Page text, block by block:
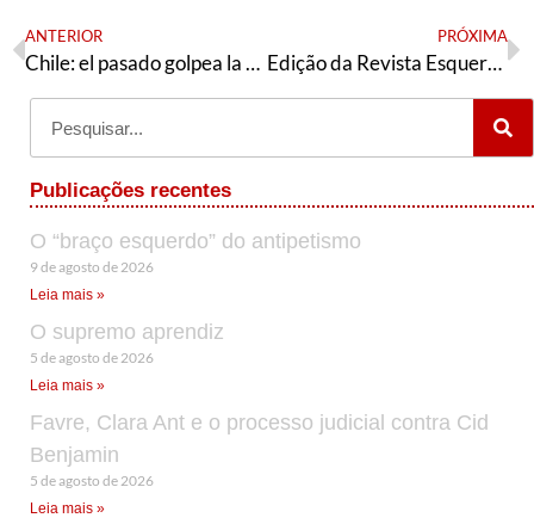
ANTERIOR
Chile: el pasado golpea la puerta
PRÓXIMA
Edição da Revista Esquerda Petista repercute os 30 anos da AE
Publicações recentes
O “braço esquerdo” do antipetismo
9 de agosto de 2026
Leia mais »
O supremo aprendiz
5 de agosto de 2026
Leia mais »
Favre, Clara Ant e o processo judicial contra Cid
Benjamin
5 de agosto de 2026
Leia mais »